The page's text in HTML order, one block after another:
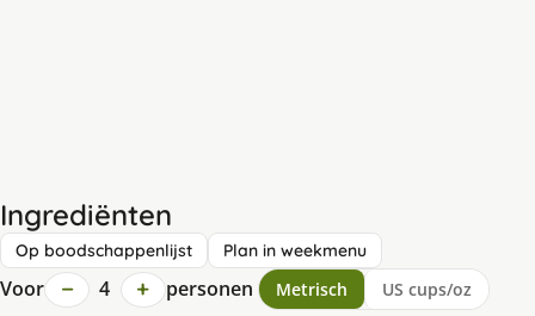
Ingrediënten
Op boodschappenlijst Plan in weekmenu
Voor − 4 + personen Metrisch US cups/oz